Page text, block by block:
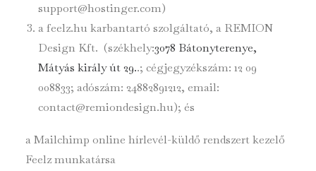
support@hostinger.com)
a feelz.hu karbantartó szolgáltató, a REMION
Design Kft. (székhely:3078 Bátonyterenye,
Mátyás király út 29..; cégjegyzékszám: 12 09
008833; adószám: 24882891212, email:
contact@remiondesign.hu); és
a Mailchimp online hírlevél-küldő rendszert kezelő
Feelz munkatársa